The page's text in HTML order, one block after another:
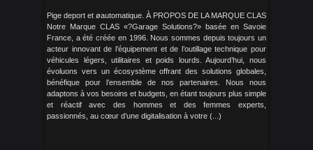
Pige deport et øautomatique. À PROPOS DE LA MARQUE CLAS
Notre Marque CLAS «?Garage Solutions?» basée en Savoie
France, a été créée en 1996. Nous sommes depuis toujours un
acteur innovant de l’équipement et de l’outillage technique pour
véhicules légers, utilitaires et poids lourds. Aujourd’hui, nous
évoluons vers un écosystème offrant des solutions globales,
bénéfique pour l’ensemble de nos partenaires. Nous nous
adaptons à vos besoins et budgets, en étant toujours plus simple
et réactif avec des hommes et des femmes experts,
passionnés, au cœur d’une digitalisation à votre (...)